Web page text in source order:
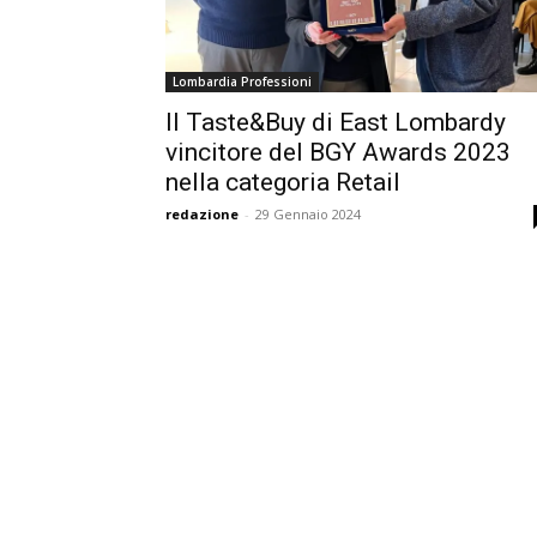
Lombardia Professioni
Il Taste&Buy di East Lombardy
vincitore del BGY Awards 2023
nella categoria Retail
redazione - 29 Gennaio 2024